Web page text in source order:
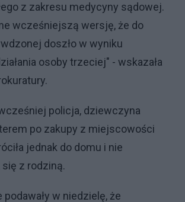
z zakresu medycyny sądowej.
wcześniejszą wersję, że do
doszło w wyniku
osoby trzeciej" - wskazała
policja, dziewczyna
po zakupy z miejscowości
jednak do domu i nie
się z rodziną.
podawały w niedzielę, że